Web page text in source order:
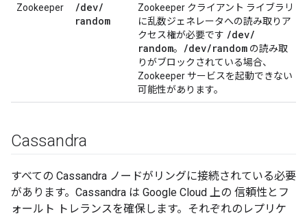
Zookeeper /dev/
random
Zookeeper クライアント ライブラリ
に乱数ジェネレータへの読み取りア
クセス権が必要です /dev/
random。 /dev/random の読み取
りがブロックされている場合、
Zookeeper サービスを起動できない
可能性があります。
Cassandra
すべての Cassandra ノードがリングに接続されている必要
があります。Cassandra は Google Cloud 上の 信頼性とフ
ォールト トレランスを確保します。それぞれのレプリケ